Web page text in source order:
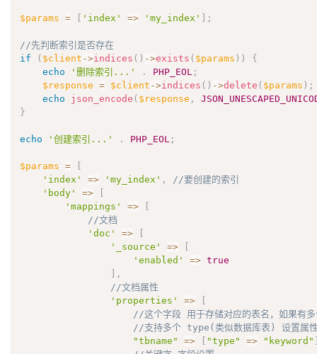
$params = [ 'index' => 'my_index' ] ;
//先判断索引是否存在
if
( $client ->indices ( ) ->exists ( $params ) )
{
echo
'删除索引...' . PHP_EOL ;
$response = $client ->indices ( ) ->delete ( $params ) ;
echo
json_encode ( $response ,
}
echo '创建索引...' . PHP_EOL ;
$params =
[
'index'
=> 'my_index' ,
//要创建的索引
'body'
=>
[
'mappings'
=>
[
//文档
'doc'
=>
[
'_source'
=>
[
'enabled'
=> true
] ,
//文档属性
'properties'
=>
[
//这个字段 用于存储对应的表名，如果
//支持多个 type(类似数据库表) 设置属
"tbname"
=> [ "type" => "keyword"